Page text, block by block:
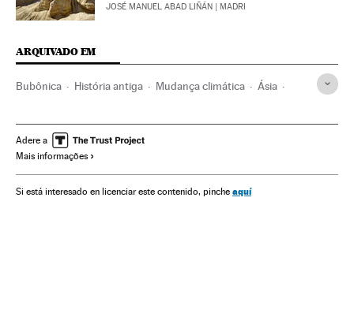
JOSÉ MANUEL ABAD LIÑÁN | MADRI
ARQUIVADO EM
Bubônica História antiga Mudança climática Ásia
Adere a
Mais informações
Si está interesado en licenciar este contenido, pinche aquí